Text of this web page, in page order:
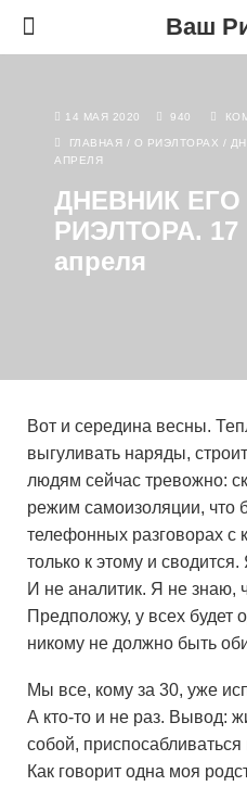
Ваш
14 МАЯ 2020 940
ГЛАВНАЯ / О РИЭЛТОРАХ /
АПРЕЛЯ
ДНЕВНИК ЕГО
РИЭЛТОРА. 17
апреля
Вот и середина весны.
выгуливать наряды,
людям сейчас тревожно:
режим самоизоляции, что
телефонных разговорах с
только к этому и
И не аналитик. Я не знаю,
Предположу, у всех будет
никому не должно быть
Мы все, кому за 30, уже
А кто-то и не раз. Вывод:
собой,
Как говорит одна моя